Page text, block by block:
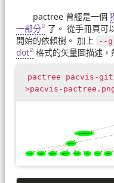
pactree 曾經是一個
一部分
了。 從手冊頁可
開始的依賴樹。 加上
--
dot 格式的矢量圖描述，
pactree pacvis-
>pacvis-